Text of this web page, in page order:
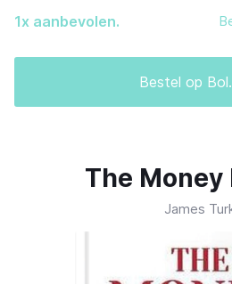
Bestel op
1x aanbevolen.
The Money
James